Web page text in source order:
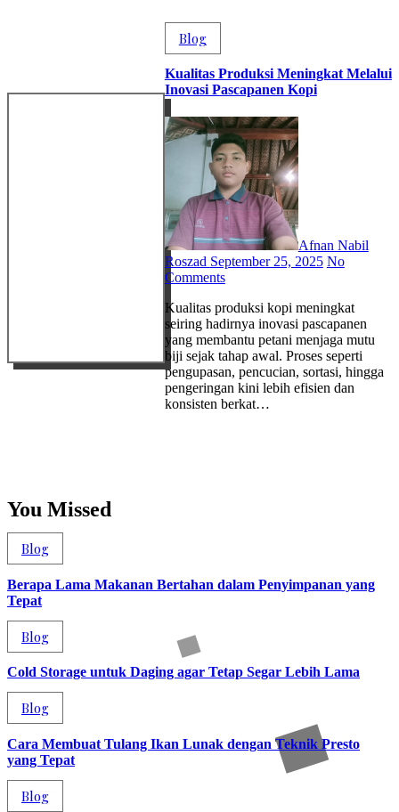
Blog
Kualitas Produksi Meningkat Melalui
Inovasi Pascapanen Kopi
Afnan Nabil
Roszad September 25, 2025 No
Comments
Kualitas produksi kopi meningkat
seiring hadirnya inovasi pascapanen
yang membantu petani menjaga mutu
biji sejak tahap awal. Proses seperti
pengupasan, pencucian, sortasi, hingga
pengeringan kini lebih efisien dan
konsisten berkat…
You Missed
Blog
Berapa Lama Makanan Bertahan dalam Penyimpanan yang
Tepat
Blog
Cold Storage untuk Daging agar Tetap Segar Lebih Lama
Blog
Cara Membuat Tulang Ikan Lunak dengan Teknik Presto
yang Tepat
Blog